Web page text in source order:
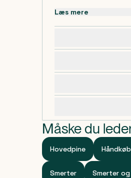
Læs mere
Måske du
Hovedpine
Smerter Smerter